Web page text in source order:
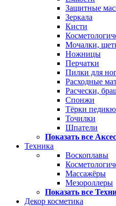
Защитные
Зеркала
Кисти
Мочалки,
Ножницы
Перчатки
Пилки для
Расходные
Расчески,
Спонжи
Тёрки
Точилки
Шпатели
Показать все
Техника
Воскоплавы
Массажёры
Мезороллеры
Показать все
Декор косметика